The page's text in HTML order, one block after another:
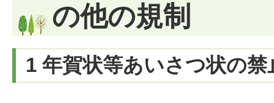
の他の規制
1 年賀状等あいさつ状の禁